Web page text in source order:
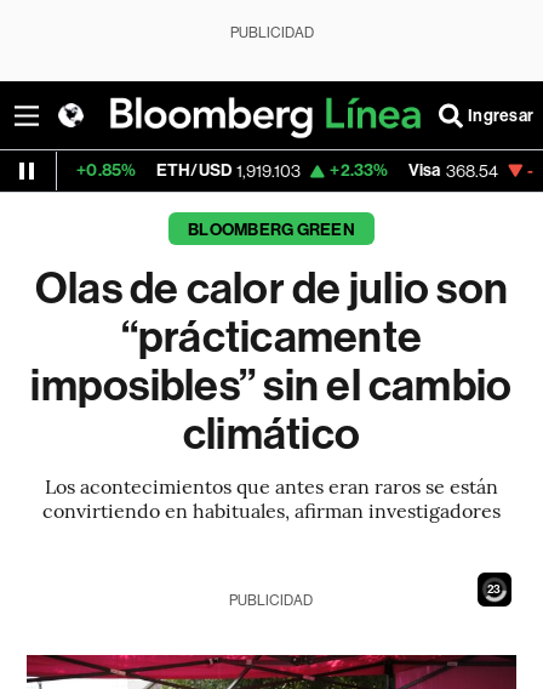
PUBLICIDAD
Ingresar
ETH/USD 1,919.103 +2.33% Visa 368.54 -0.28%
BLOOMBERG GREEN
Olas de calor de julio son
“prácticamente
imposibles” sin el cambio
climático
Los acontecimientos que antes eran raros se están
convirtiendo en habituales, afirman investigadores
21
PUBLICIDAD